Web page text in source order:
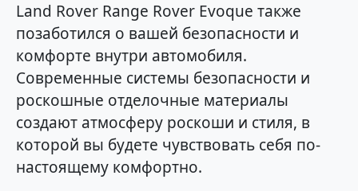
Land Rover Range Rover Evoque также
позаботился о вашей безопасности и
комфорте внутри автомобиля.
Современные системы безопасности и
роскошные отделочные материалы
создают атмосферу роскоши и стиля, в
которой вы будете чувствовать себя по-
настоящему комфортно.